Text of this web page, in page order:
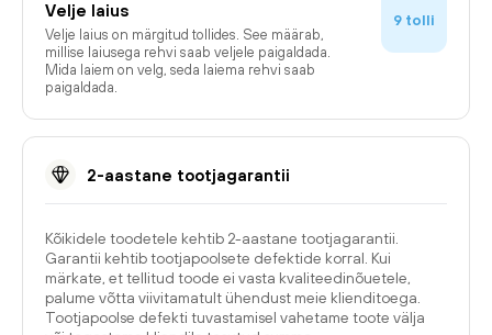
Velje laius
Velje laius on märgitud tollides. See määrab,
millise laiusega rehvi saab veljele paigaldada.
Mida laiem on velg, seda laiema rehvi saab
paigaldada.
9 tolli
2-aastane tootjagarantii
Kõikidele toodetele kehtib 2-aastane tootjagarantii.
Garantii kehtib tootjapoolsete defektide korral. Kui
märkate, et tellitud toode ei vasta kvaliteedinõuetele,
palume võtta viivitamatult ühendust meie klienditoega.
Tootjapoolse defekti tuvastamisel vahetame toote välja